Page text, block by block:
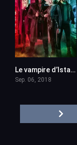
Le vampire d’Istanbul – Yasamayanlar en VF (Voix Francaise)
Sep. 06, 2018